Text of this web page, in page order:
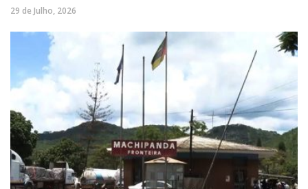
29 de Julho, 2026